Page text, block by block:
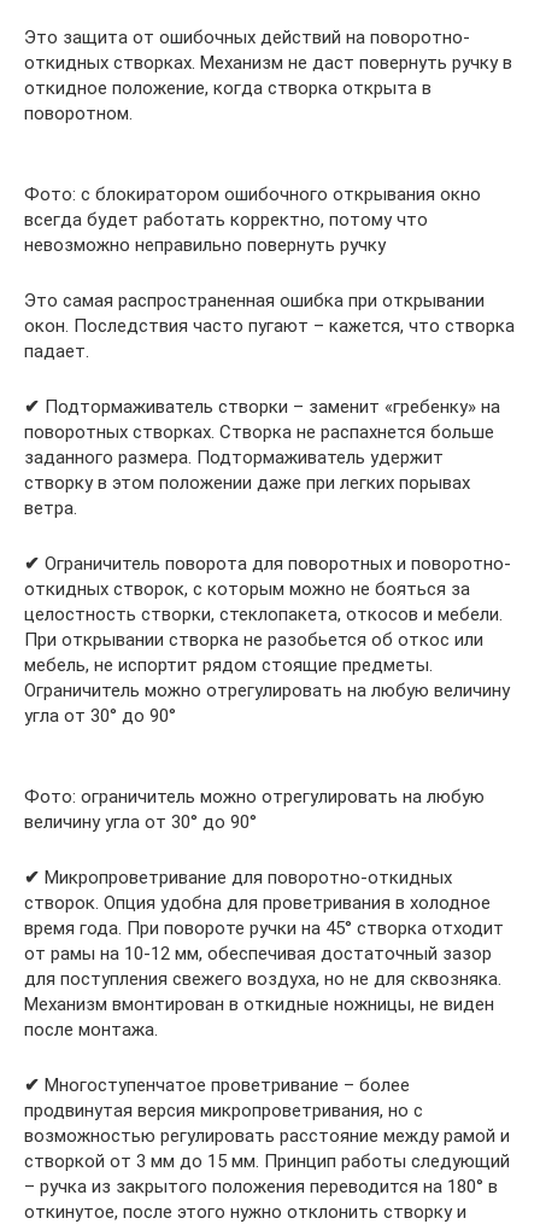
Это защита от ошибочных действий на поворотно-
откидных створках. Механизм не даст повернуть ручку в
откидное положение, когда створка открыта в
поворотном.
Фото: с блокиратором ошибочного открывания окно
всегда будет работать корректно, потому что
невозможно неправильно повернуть ручку
Это самая распространенная ошибка при открывании
окон. Последствия часто пугают – кажется, что створка
падает.
✔ Подтормаживатель створки – заменит «гребенку» на
поворотных створках. Створка не распахнется больше
заданного размера. Подтормаживатель удержит
створку в этом положении даже при легких порывах
ветра.
✔ Ограничитель поворота для поворотных и поворотно-
откидных створок, с которым можно не бояться за
целостность створки, стеклопакета, откосов и мебели.
При открывании створка не разобьется об откос или
мебель, не испортит рядом стоящие предметы.
Ограничитель можно отрегулировать на любую величину
угла от 30° до 90°
Фото: ограничитель можно отрегулировать на любую
величину угла от 30° до 90°
✔ Микропроветривание для поворотно-откидных
створок. Опция удобна для проветривания в холодное
время года. При повороте ручки на 45° створка отходит
от рамы на 10-12 мм, обеспечивая достаточный зазор
для поступления свежего воздуха, но не для сквозняка.
Механизм вмонтирован в откидные ножницы, не виден
после монтажа.
✔ Многоступенчатое проветривание – более
продвинутая версия микропроветривания, но с
возможностью регулировать расстояние между рамой и
створкой от 3 мм до 15 мм. Принцип работы следующий
– ручка из закрытого положения переводится на 180° в
откинутое, после этого нужно отклонить створку и